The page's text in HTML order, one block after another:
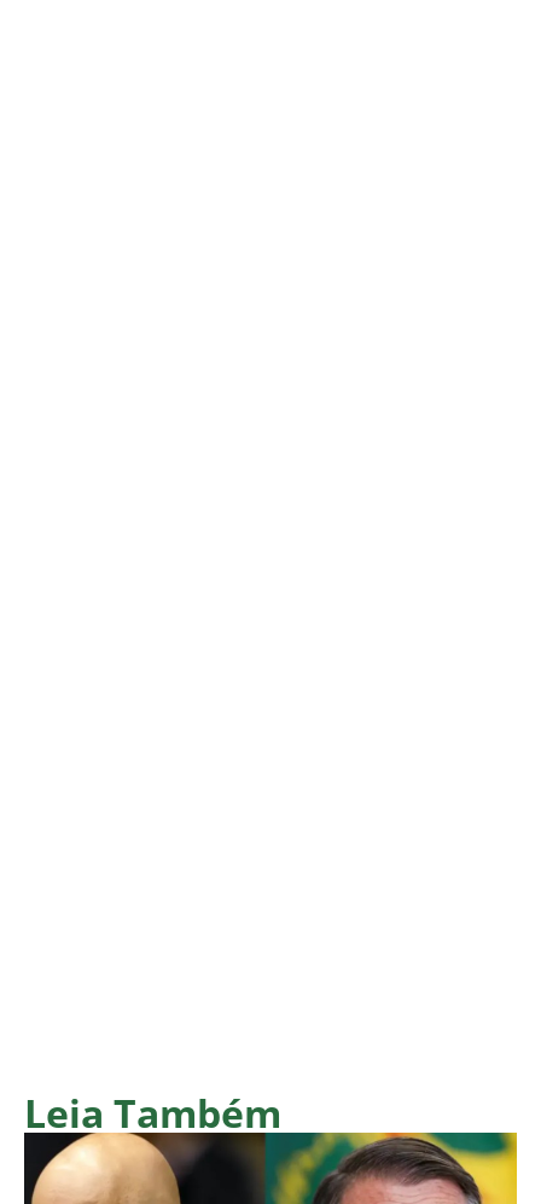
Leia Também